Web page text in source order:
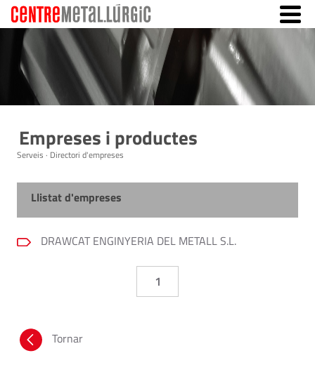
Empreses i productes
Serveis · Directori d'empreses
Llistat d'empreses
DRAWCAT ENGINYERIA DEL METALL S.L.
1
Tornar